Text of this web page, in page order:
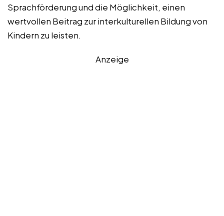
Sprachförderung und die Möglichkeit, einen
wertvollen Beitrag zur interkulturellen Bildung von
Kindern zu leisten.
Anzeige